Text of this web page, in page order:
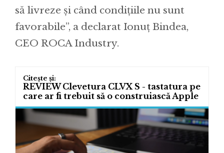
să livreze și când condițiile nu sunt
favorabile”, a declarat Ionuț Bindea,
CEO ROCA Industry.
REVIEW Clevetura CLVX S - tastatura pe
care ar fi trebuit să o construiască Apple